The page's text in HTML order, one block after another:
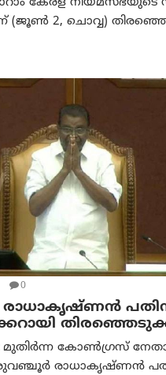
(ജൂൺ 2, ചൊവ്വ)
0
മുതിർന്ന കോൺഗ്രസ്
രാധാകൃഷ്ണൻ